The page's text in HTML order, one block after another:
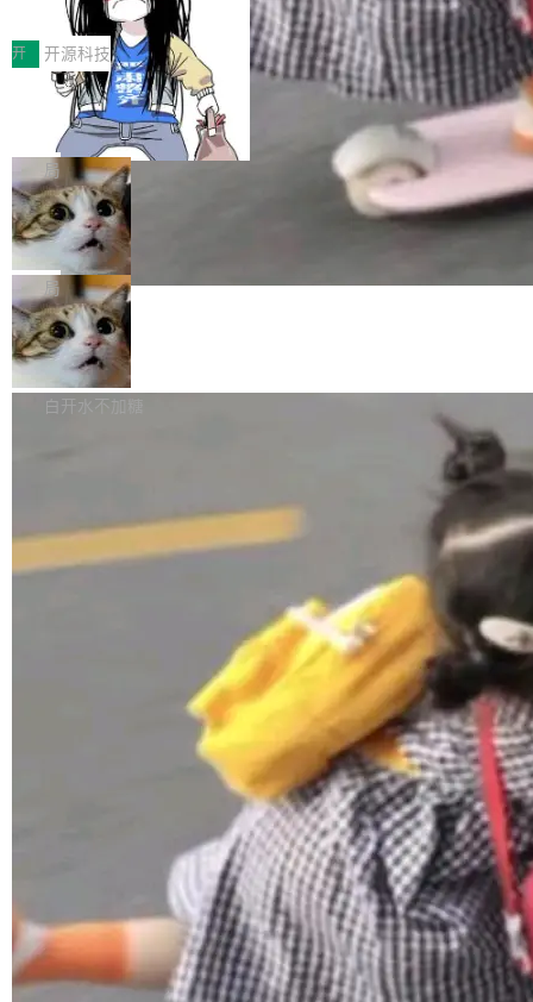
得住、用得稳、省得下、更安全！ 一、从现在开
始，Token使用一目...
q2Seq 和 DocAI 的共同发明人）以及 Oriol Vin
yals（Gemini 联合负责人，AlphaSta...
中文驱动的数字员工，自主理解需求、规划步
骤、编写代码。不挑模型、不挑平台，curl 一行
装完即用。 开源地址：Gitee · GitCode · GitHu
b 安装 支持 Java 8+（8~26）、macOS / Linu
x / Windows / Harmony PC。 # macOS / Linu
x / Harmony PC curl -fsSL https://solon.noea
r.org/solon...
价值潜能：华为云码道（CodeArts）
代码仓技术解析
一、代码仓深度理解技术的作用与价值 在软件工
程实践中，代码仓是企业核心知识资产的主要载
体。企业级代码仓库通常包含数十万乃至数百万
个文件，其规模远超单次模型调用可承载的上下
文窗口。随着项目规模的持续扩张与代码历史的
不断累积，代码仓中的模块关系、接口契约、业
务逻辑等关键信息往往分散于数十乃至数百个文
件之中，形成高度复杂的知识关联网络。传统的
代码检索手段（如关键词匹配、目录遍历）仅能
在语法层面完成文本定位，难以触及代码的语义
内涵与结构关联，导致开发者使用代码智能体在
理解大规模代码仓时面临显著"代码仓理解"瓶
颈。 代码仓深度理解服务（以下简称" CodeBas
e深度理解服务"）是华为云码道（CodeA...
开 开源科技
一条“删库”命令跑 17 小时，算法工程
师删光 89TB 数据只为干私活
最高人民检察院8月4日公布了一起案件：北京一
名90后算法工程师王某，为了给自己接的私活腾
服务器空间，删光了公司AI游戏部门的全部核心
数据。 王某2024年1月入职东城区某科技公司AI
短剧部门，有互联网大厂背景。在公司内部架构
调整期间，部门三次通知全员将数据从A集群迁
移到B集群，王某都回复了"收到"。 他没有迁移
数据。2024年9月3日下午4点，他使用此前登录
的账号密码进入A集群，输入了一条被程序员圈
称为"删库跑路"的命令——最高管理员权限、无
局
Cloudflare 分享推理优化实践：KV ca
che 量化 + 权重压缩，吞吐量提升 4
1%，成本降 30%
Kimi 和 GLM 是当前最强的大模型系列之一，但
它们有一个共同的问题：太吃显存了。月之暗面
的 Kimi K 系列和智谱的 GLM 都是长上下文、M
oE 架构的大模型，好用到让人上瘾，但 GPU 显
存永远不够用。 Cloudflare 的 Workers AI 团队
一直在跑这些模型的推理。他们在官方博客上发
整性保护。效果是：吞吐量提升 41%，每 token
成本降低 30%，精度不变。 FP8 省的不仅是显
存 KV cache 是推理时最吃显...
局
腾讯混元 Hy ASR3.0preview 发布
腾讯混元正式推出新一代语音识别模型 Hy ASR
3.0preview。基于最新一代大语言模型 Hy3 的
让语音识别不再只是听清，而是真正听懂。通过
先理解你的语境和意图，再把准确的文字直接给
到你。从“逐字转写、单点优化”演进为“理解语
境、兼容场景、一键直出”。 Hy ASR 3.0 previe
w 不要求标准普通话，方言识别覆盖粤语、吴语
等 10 大方言片区和 20 余个二级小片区。在开
源评测集中，Hy ASR 3.0 preview 在多语种的
白开水不加糖
©OSCHINA(OSChina.NET) 京ICP备2025119063号